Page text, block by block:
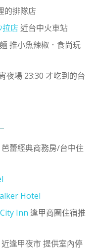
的排隊店
拉店近台中火車站
推小魚辣椒．食尚玩
夜場 23:30 才吃到的台
蕾經典商務房/台中住
Hotel
Inn 逢甲商圈住宿推
逢甲夜市 提供室內停